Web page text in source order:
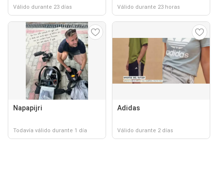
Válido durante 23 días Válido durante 23 horas
Napapijri
Todavía válido durante 1 día
Adidas
Válido durante 2 días